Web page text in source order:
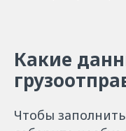
Какие
Чтобы